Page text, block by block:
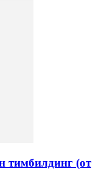
тимбилдинг (от